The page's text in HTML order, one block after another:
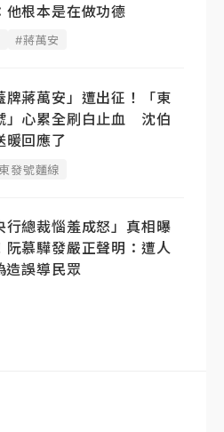
他根本是在做功德
#蔣萬安
牌蔣萬安」遭出征！「東
」心累全刷白止血 沈伯
暖回應了
發號麵線
行總裁惱羞成怒」真相曝
阮慕驊發嚴正聲明： 遭人
造誤導民眾